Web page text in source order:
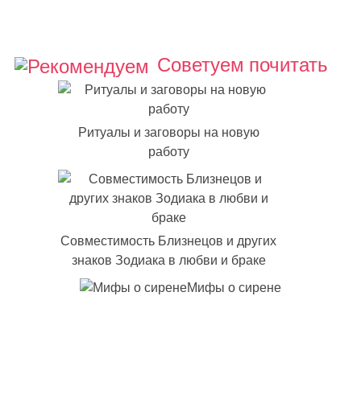
Советуем почитать
Ритуалы и заговоры на новую
работу
Совместимость Близнецов и других
знаков Зодиака в любви и браке
Мифы о сирене